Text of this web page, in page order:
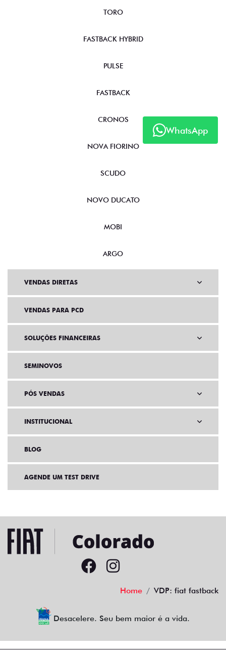
WhatsApp
TORO
FASTBACK HYBRID
PULSE
FASTBACK
CRONOS
NOVA FIORINO
SCUDO
NOVO DUCATO
MOBI
ARGO
VENDAS DIRETAS
VENDAS PARA PCD
SOLUÇÕES FINANCEIRAS
SEMINOVOS
PÓS VENDAS
INSTITUCIONAL
BLOG
AGENDE UM TEST DRIVE
Home VDP: fiat fastback
Desacelere. Seu bem maior é a vida.